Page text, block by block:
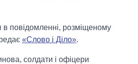
в повідомленні, розміщеному
«Слово і Діло».
солдати і офіцери